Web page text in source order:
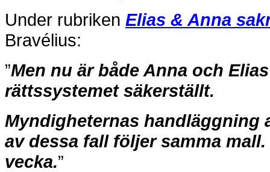
Under rubriken Elias & Anna
Bravélius:
”Men nu är både Anna och
rättssystemet säkerställt.
Myndigheternas handläggning
av dessa fall följer samma
vecka.”